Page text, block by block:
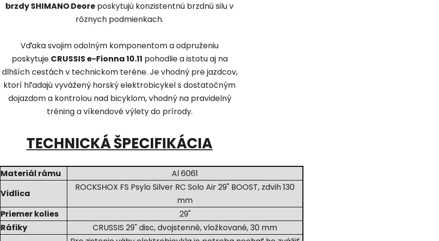
brzdy SHIMANO Deore poskytujú konzistentnú brzdnú silu v
rôznych podmienkach.
Vďaka svojim odolným komponentom a odpruženiu
poskytuje CRUSSIS e-Fionna 10.11 pohodlie a istotu aj na
dlhších cestách v technickom teréne. Je vhodný pre jazdcov,
ktorí hľadajú vyvážený horský elektrobicykel s dostatočným
dojazdom a kontrolou nad bicyklom, vhodný na pravidelný
tréning a víkendové výlety do prírody.
TECHNICKÁ ŠPECIFIKÁCIA
Materiál rámu
Al 6061
Vidlica
ROCKSHOX FS Psylo Silver RC Solo Air 29" BOOST, zdvih 130
mm
Priemer kolies
29"
Ráfiky
CRUSSIS 29" disc, dvojstenné, vložkované, 30 mm